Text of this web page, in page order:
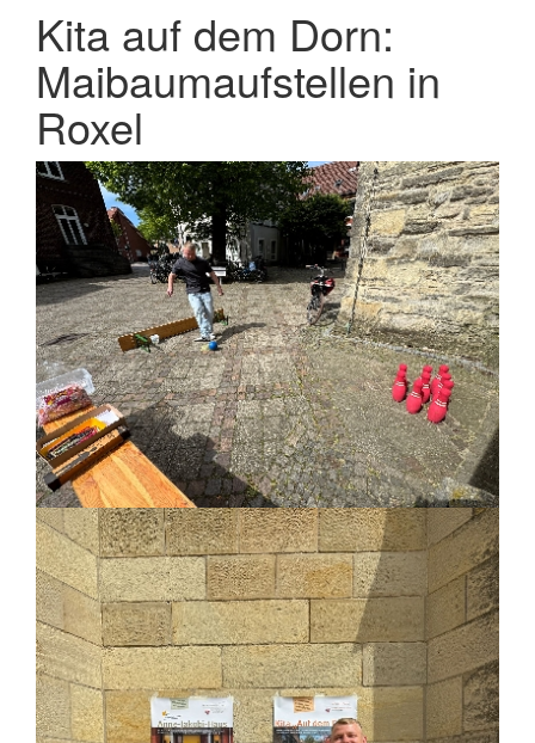
Kita auf dem Dorn:
Maibaumaufstellen in
Roxel